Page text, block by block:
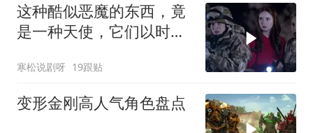
这种酷似恶魔的东西，竟
是一种天使，它们以时间
寒松说剧呀 19跟贴
变形金刚高人气角色盘点